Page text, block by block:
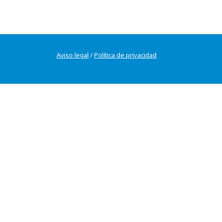
Aviso legal /Política de privacidad